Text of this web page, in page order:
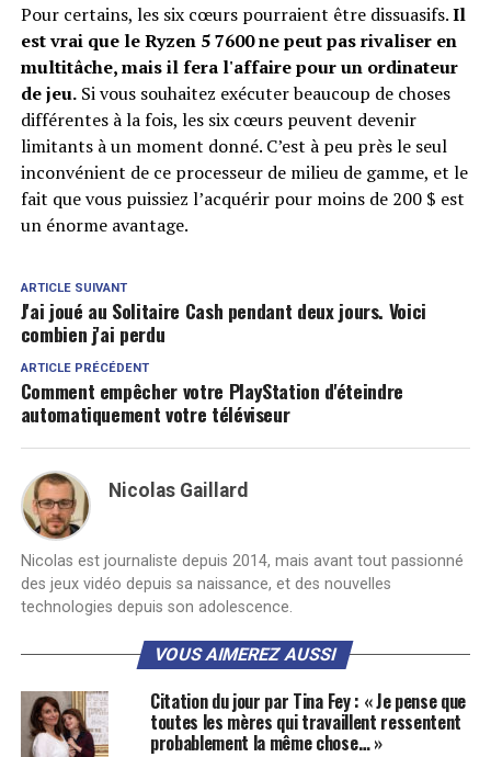
Pour certains, les six cœurs pourraient être dissuasifs.Il
est vrai que le Ryzen 5 7600 ne peut pas rivaliser en
multitâche, mais il fera l'affaire pour un ordinateur
de jeu.Si vous souhaitez exécuter beaucoup de choses
différentes à la fois, les six cœurs peuvent devenir
limitants à un moment donné. C’est à peu près le seul
inconvénient de ce processeur de milieu de gamme, et le
fait que vous puissiez l’acquérir pour moins de 200 $ est
un énorme avantage.
ARTICLE SUIVANT
J'ai joué au Solitaire Cash pendant deux jours. Voici
combien j'ai perdu
ARTICLE PRÉCÉDENT
Comment empêcher votre PlayStation d'éteindre
automatiquement votre téléviseur
Nicolas Gaillard
Nicolas est journaliste depuis 2014, mais avant tout passionné
des jeux vidéo depuis sa naissance, et des nouvelles
technologies depuis son adolescence.
VOUS AIMEREZ AUSSI
Citation du jour par Tina Fey : « Je pense que
toutes les mères qui travaillent ressentent
probablement la même chose… »